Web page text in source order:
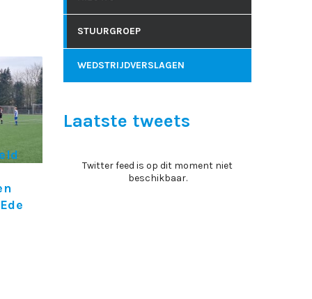
STUURGROEP
WEDSTRIJDVERSLAGEN
Laatste tweets
Twitter feed is op dit moment niet
beschikbaar.